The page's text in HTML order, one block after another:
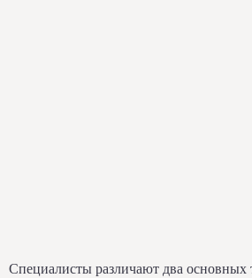
Специалисты различают два основных